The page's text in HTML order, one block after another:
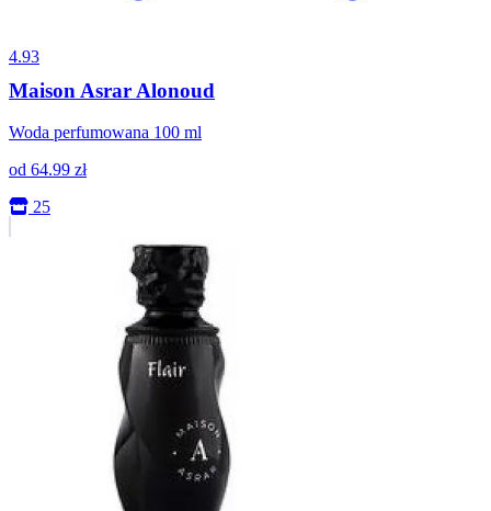
4.93
Maison Asrar Alonoud
Woda perfumowana 100 ml
od 64.99 zł
25